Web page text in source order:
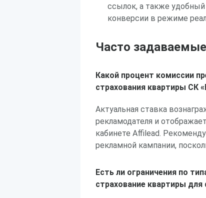
ссылок, а также
конверсии в режиме
Часто
Какой процент комиссии
страхования квартиры СК
Актуальная ставка
рекламодателя и
кабинете Affilead.
рекламной кампании,
Есть ли ограничения по
страхование квартиры для